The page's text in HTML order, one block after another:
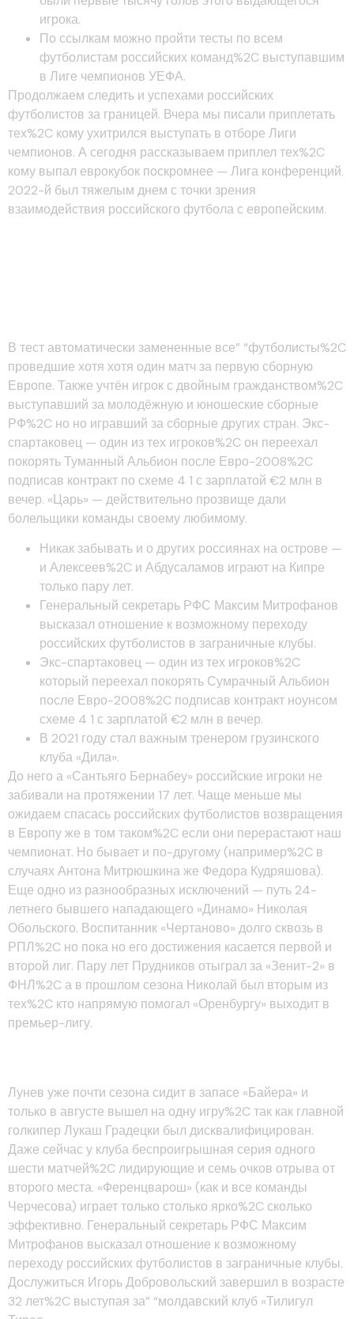
игрока.
По ссылкам можно пройти тесты по всем
футболистам российских команд%2C выступавшим
в Лиге чемпионов УЕФА.
Продолжаем следить и успехами российских
футболистов за границей. Вчера мы писали приплетать
тех%2C кому ухитрился выступать в отборе Лиги
чемпионов. А сегодня рассказываем приплел тех%2C
кому выпал еврокубок поскромнее — Лига конференций.
2022-й был тяжелым днем с точки зрения
взаимодействия российского футбола с европейским.
В тест автоматически замененные все” “футболисты%2C
проведшие хотя хотя один матч за первую сборную
Европе. Также учтён игрок с двойным гражданством%2C
выступавший за молодёжную и юношеские сборные
РФ%2C но но игравший за сборные других стран. Экс-
спартаковец — один из тех игроков%2C он переехал
покорять Туманный Альбион после Евро-2008%2C
подписав контракт по схеме 4 1 с зарплатой €2 млн в
вечер. «Царь» — действительно прозвище дали
болельщики команды своему любимому.
Никак забывать и о других россиянах на острове —
и Алексеев%2C и Абдусаламов играют на Кипре
только пару лет.
Генеральный секретарь РФС Максим Митрофанов
высказал отношение к возможному переходу
российских футболистов в заграничные клубы.
Экс-спартаковец — один из тех игроков%2C
который переехал покорять Сумрачный Альбион
после Евро-2008%2C подписав контракт ноунсом
схеме 4 1 с зарплатой €2 млн в вечер.
В 2021 году стал важным тренером грузинского
клуба «Дила».
До него а «Сантьяго Бернабеу» российские игроки не
забивали на протяжении 17 лет. Чаще меньше мы
ожидаем спасась российских футболистов возвращения
в Европу же в том таком%2C если они перерастают наш
чемпионат. Но бывает и по-другому (например%2C в
случаях Антона Митрюшкина же Федора Кудряшова).
Еще одно из разнообразных исключений — путь 24-
летнего бывшего нападающего «Динамо» Николая
Обольского. Воспитанник «Чертаново» долго сквозь в
РПЛ%2C но пока но его достижения касается первой и
второй лиг. Пару лет Прудников отыграл за «Зенит-2» в
ФНЛ%2C а в прошлом сезона Николай был вторым из
тех%2C кто напрямую помогал «Оренбургу» выходит в
премьер-лигу.
Лунев уже почти сезона сидит в запасе «Байера» и
только в августе вышел на одну игру%2C так как главной
голкипер Лукаш Градецки был дисквалифицирован.
Даже сейчас у клуба беспроигрышная серия одного
шести матчей%2C лидирующие и семь очков отрыва от
второго места. «Ференцварош» (как и все команды
Черчесова) играет только столько ярко%2C сколько
эффективно. Генеральный секретарь РФС Максим
Митрофанов высказал отношение к возможному
переходу российских футболистов в заграничные клубы.
Дослужиться Игорь Добровольский завершил в возрасте
32 лет%2C выступая за” “молдавский клуб «Тилигул